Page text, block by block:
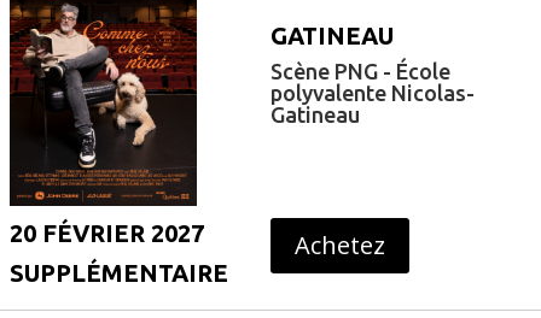
GATINEAU
Scène PNG - École
polyvalente Nicolas-
Gatineau
20 FÉVRIER 2027 Achetez
SUPPLÉMENTAIRE